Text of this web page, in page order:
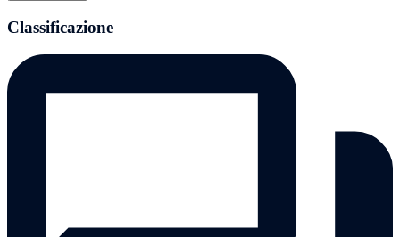
Classificazione